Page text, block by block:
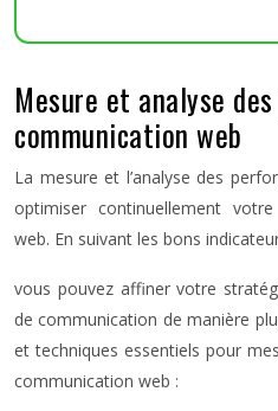
Mesure et analyse
communication web
La mesure et l’analyse des
optimiser continuellement
web. En suivant les bons
vous pouvez affiner votre
de communication de manière
et techniques essentiels pour
communication web :